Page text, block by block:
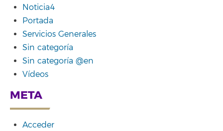
Noticia4
Portada
Servicios Generales
Sin categoría
Sin categoría @en
Vídeos
META
Acceder